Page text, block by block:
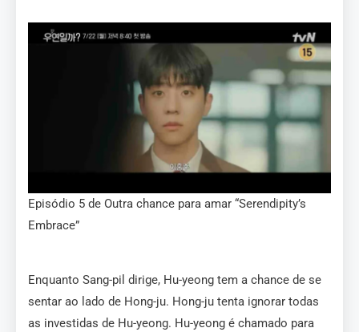
Episódio 5 de Outra chance para amar “Serendipity’s
Embrace”
Enquanto Sang-pil dirige, Hu-yeong tem a chance de se
sentar ao lado de Hong-ju. Hong-ju tenta ignorar todas
as investidas de Hu-yeong. Hu-yeong é chamado para